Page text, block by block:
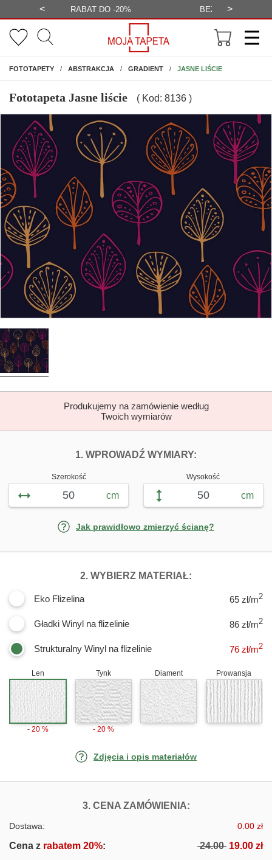
< BEZPŁATNA WIZUALIZACJA >
FOTOTAPETYNA ŚCIANĘ
ABSTRAKCJA GRADIENT JASNE LIŚCIE
Fototapeta Jasne liście ( Kod: 8136 )
Produkujemy na zamówienie według
Twoich wymiarów
1. WPROWADŹ WYMIARY:
Szerokość
cm
Wysokość
cm
Jak prawidłowo zmierzyć ścianę?
2. WYBIERZ MATERIAŁ:
Eko Flizelina 65 zł/m2
Gładki Winyl na flizelinie 86 zł/m2
Strukturalny Winyl na flizelinie 76 zł/m2
Len
- 20 %
Tynk
- 20 %
Diament Prowansja
Zdjęcia i opis materiałów
3. CENA ZAMÓWIENIA:FOTOTAPETY
Dostawa: 0.00 zł
Cena z rabatem 20%: 24.00 19.00 zł